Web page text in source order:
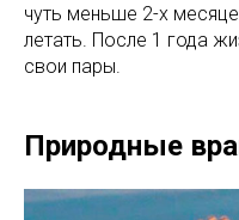
чуть меньше 2-х
летать. После 1 года
свои пары.
Природные